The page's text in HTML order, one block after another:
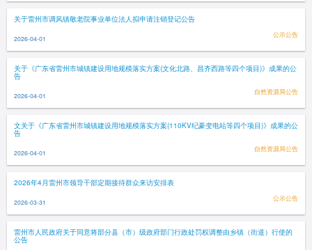
关于雷州市调风镇敬老院事业单位法人拟申请注销登记公告
2026-04-01 公示公告
关于《广东省雷州市城镇建设用地规模落实方案(文化北路、昌齐西路等四个项目)》成果的公
告
2026-04-01 自然资源局公告
文关于《广东省雷州市城镇建设用地规模落实方案(110KV纪豪变电站等四个项目)》成果的公
告
2026-04-01 自然资源局公告
2026年4月雷州市领导干部定期接待群众来访安排表
2026-03-31 公示公告
雷州市人民政府关于同意将部分县（市）级政府部门行政处罚权调整由乡镇（街道）行使的
公告